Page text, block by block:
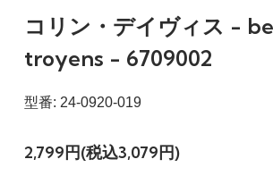
コリン・デイヴィス -
troyens - 6709002
型番: 24-0920-019
2,799円(税込3,079円)